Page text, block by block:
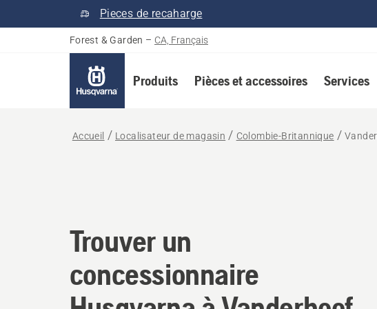
Pieces de recaharge
Forest & Garden – CA, Français
Produits Pièces et accessoires Services
Accueil Localisateur de magasin Colombie-Britannique
Trouver un
Trouver un
concessionnaire